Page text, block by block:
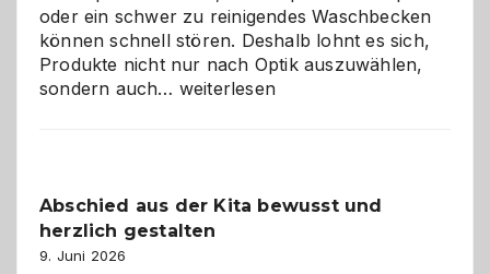
oder ein schwer zu reinigendes Waschbecken
können schnell stören. Deshalb lohnt es sich,
Produkte nicht nur nach Optik auszuwählen,
sondern auch… Bad
verstehen
weiterlesen
Abschied aus der Kita bewusst und
herzlich gestalten
9. Juni 2026